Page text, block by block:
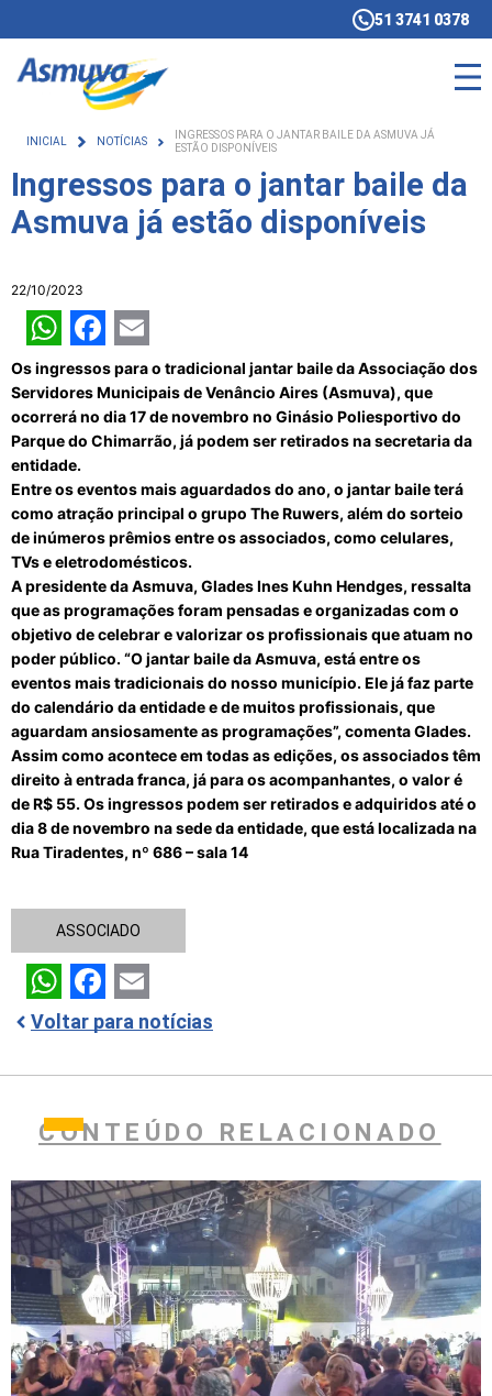
51 3741 0378
INICIAL NOTÍCIAS
INGRESSOS PARA O JANTAR BAILE DA ASMUVA JÁ
ESTÃO DISPONÍVEIS
Ingressos para o jantar baile da
Asmuva já estão disponíveis
22/10/2023
WhatsApp
Facebook
Email
Os ingressos para o tradicional jantar baile da Associação dos
Servidores Municipais de Venâncio Aires (Asmuva), que
ocorrerá no dia 17 de novembro no Ginásio Poliesportivo do
Parque do Chimarrão, já podem ser retirados na secretaria da
entidade.
Entre os eventos mais aguardados do ano, o jantar baile terá
como atração principal o grupo The Ruwers, além do sorteio
de inúmeros prêmios entre os associados, como celulares,
TVs e eletrodomésticos.
A presidente da Asmuva, Glades Ines Kuhn Hendges, ressalta
que as programações foram pensadas e organizadas com o
objetivo de celebrar e valorizar os profissionais que atuam no
poder público. “O jantar baile da Asmuva, está entre os
eventos mais tradicionais do nosso município. Ele já faz parte
do calendário da entidade e de muitos profissionais, que
aguardam ansiosamente as programações”, comenta Glades.
Assim como acontece em todas as edições, os associados têm
direito à entrada franca, já para os acompanhantes, o valor é
de R$ 55. Os ingressos podem ser retirados e adquiridos até o
dia 8 de novembro na sede da entidade, que está localizada na
Rua Tiradentes, nº 686 – sala 14
ASSOCIADO
WhatsApp
Facebook
Email
Voltar para notícias
CONTEÚDO RELACIONADO